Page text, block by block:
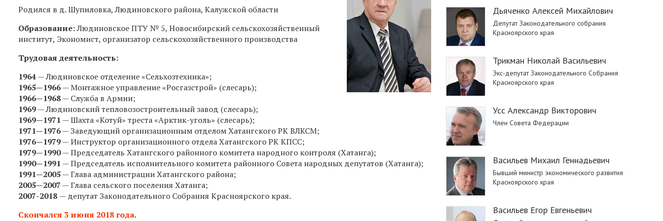
Родился в д. Шупиловка, Людиновского района, Калужской области
Образование:Людиновское ПТУ № 5, Новосибирский сельскохозяйственный
институт, Экономист, организатор сельскохозяйственного производства
Трудовая деятельность:
1964— Людиновское отделение «Сельхозтехника»;
1965—1966— Монтажное управление «Росгазстрой» (слесарь);
1966—1968— Служба в Армии;
1969— Людиновский тепловозостроительный завод (слесарь);
1969—1971 — Шахта «Котуй» треста «Арктик-уголь» (слесарь);
1971—1976— Заведующий организационным отделом Хатангского РК ВЛКСМ;
1976—1979— Инструктор организационного отдела Хатангского РК КПСС;
1979—1990— Председатель Хатангского районного комитета народного контроля (Хатанга);
1990—1991 — Председатель исполнительного комитета районного Совета народных депутатов (Хатанга);
1991—2005— Глава администрации Хатангского района;
2005—2007 — Глава сельского поселения Хатанга;
2007-2018 — депутат Законодательного Собрания Красноярского края.
Скончался 3 июня 2018 года.
Дьяченко Алексей Михайлович
Депутат Законодательного собрания
Красноярского края
Трикман Николай Васильевич
Экс-депутат Законодательного Собрания
Красноярского края
Усс Александр Викторович
Член Совета Федерации
Васильев Михаил Геннадьевич
Бывший министр экономического развития
Красноярского края
Васильев Егор Евгеньевич